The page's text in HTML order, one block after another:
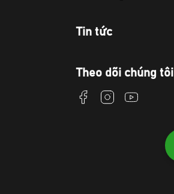
Tin tức
Theo dõi chúng tôi